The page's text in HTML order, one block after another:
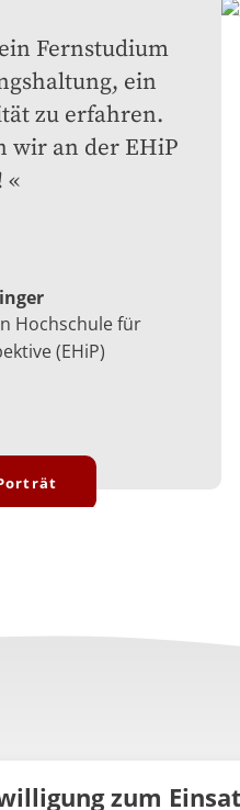
Fernstudium
ein
zu erfahren.
wir an der EHiP
Hochschule für
(EHiP)
zum